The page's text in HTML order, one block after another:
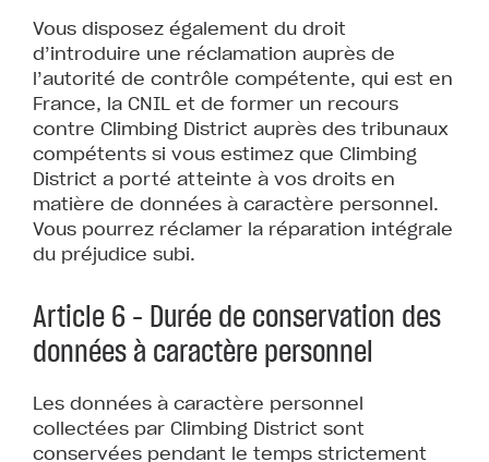
Vous disposez également du droit
d’introduire une réclamation auprès de
l’autorité de contrôle compétente, qui est en
France, la CNIL et de former un recours
contre Climbing District auprès des tribunaux
compétents si vous estimez que Climbing
District a porté atteinte à vos droits en
matière de données à caractère personnel.
Vous pourrez réclamer la réparation intégrale
du préjudice subi.
Article 6 – Durée de conservation des
données à caractère personnel
Les données à caractère personnel
collectées par Climbing District sont
conservées pendant le temps strictement